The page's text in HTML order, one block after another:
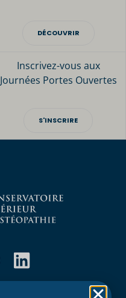
DÉCOUVRIR
Inscrivez-vous aux
Journées Portes Ouvertes
S'INSCRIRE